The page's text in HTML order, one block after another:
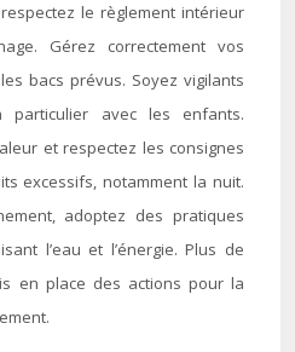
le règlement intérieur
Gérez correctement vos
bacs prévus. Soyez vigilants
avec les enfants.
et respectez les consignes
excessifs, notamment la nuit.
adoptez des pratiques
l’eau et l’énergie. Plus de
en place des actions pour la